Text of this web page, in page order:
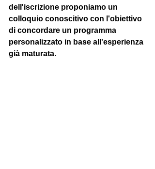
dell'iscrizione proponiamo un
colloquio conoscitivo con l'obiettivo
di concordare un programma
personalizzato in base all'esperienza
già maturata.